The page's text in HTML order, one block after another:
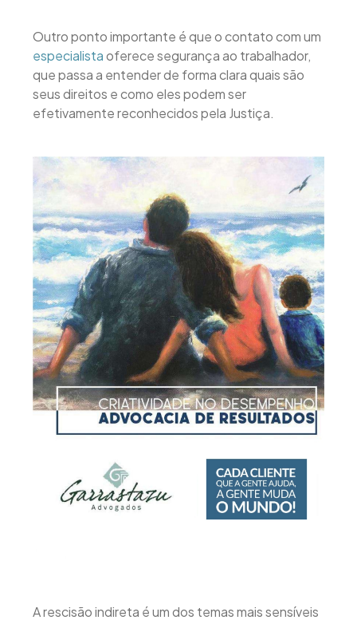
Outro ponto importante é que o contato com um
especialistaoferece segurança ao trabalhador,
que passa a entender de forma clara quais são
seus direitos e como eles podem ser
efetivamente reconhecidos pela Justiça.
A rescisão indireta é um dos temas mais sensíveis